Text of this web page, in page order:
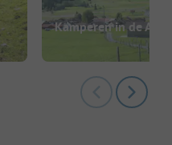
Kamperen in de